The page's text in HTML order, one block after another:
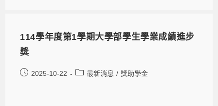
114學年度第1學期大學部學生學業成績進步
獎
2025-10-22 最新消息 / 獎助學金